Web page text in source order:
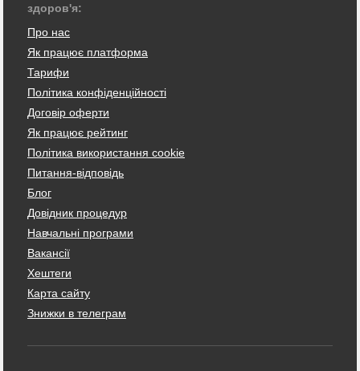
здоров'я:
Про нас
Як працює платформа
Тарифи
Політика конфіденційності
Договір оферти
Як працює рейтинг
Політика використання cookie
Питання-відповідь
Блог
Довідник процедур
Навчальні програми
Вакансії
Хештеги
Карта сайту
Знижки в телеграм